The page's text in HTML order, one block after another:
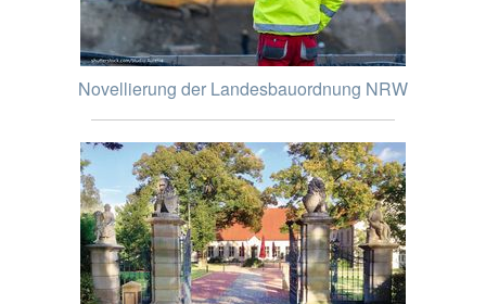
Novellierung der Landesbauordnung NRW